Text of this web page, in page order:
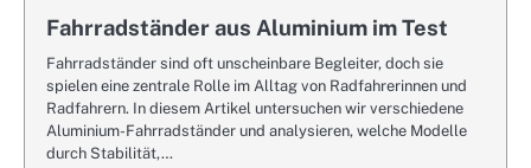
Fahrradständer aus Aluminium im Test
Fahrradständer sind oft unscheinbare Begleiter, doch sie
spielen eine zentrale Rolle im Alltag von Radfahrerinnen und
Radfahrern. In diesem Artikel untersuchen wir verschiedene
Aluminium-Fahrradständer und analysieren, welche Modelle
durch Stabilität,…